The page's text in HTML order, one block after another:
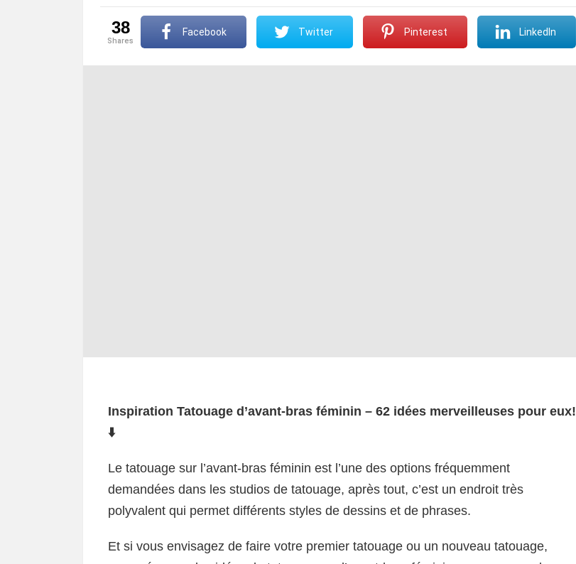
38
shares
Facebook Twitter Pinterest LinkedIn
Inspiration Tatouage d’avant-bras féminin – 62 idées merveilleuses pour eux!
⬇️
Le tatouage sur l’avant-bras féminin est l’une des options fréquemment
demandées dans les studios de tatouage, après tout, c’est un endroit très
polyvalent qui permet différents styles de dessins et de phrases.
Et si vous envisagez de faire votre premier tatouage ou un nouveau tatouage,